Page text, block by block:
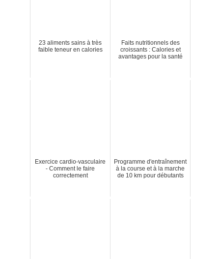
23 aliments sains à très
faible teneur en calories
Faits nutritionnels des
croissants : Calories et
avantages pour la santé
Exercice cardio-vasculaire
- Comment le faire
correctement
Programme d'entraînement
à la course et à la marche
de 10 km pour débutants